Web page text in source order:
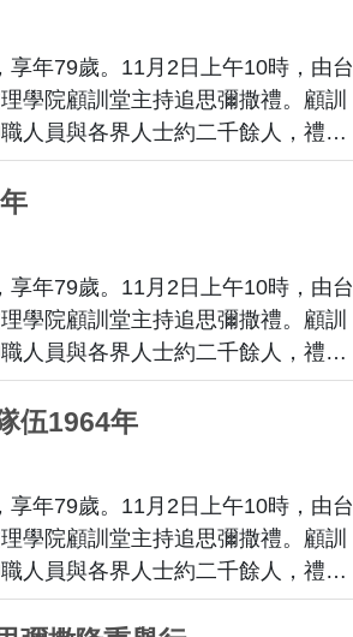
眠之地的虔誠祈禱。蓋夏姆姆這位
現了她的心願——長眠於這片她深
年79歲。11月2日上午10時，由台
學院顧訓堂主持追思彌撒禮。顧訓
人員與各界人士約二千餘人，禮堂
宜校園內，送別隊伍整齊列隊在顧
神情凝重地送行。深刻體現蓋夏姆
年79歲。11月2日上午10時，由台
學院顧訓堂主持追思彌撒禮。顧訓
人員與各界人士約二千餘人，禮堂
示蓋夏姆姆院長深得人心備受敬仰
伍1964年
年79歲。11月2日上午10時，由台
學院顧訓堂主持追思彌撒禮。顧訓
人員與各界人士約二千餘人，禮堂
撒結束後，出殯行列從校園中出